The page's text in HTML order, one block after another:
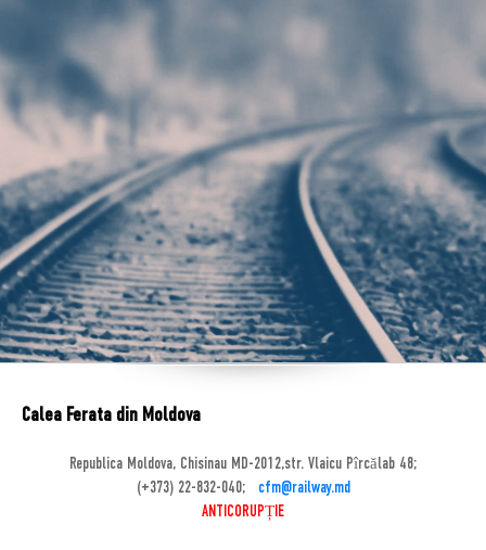
Calea Ferata din Moldova
Republica Moldova, Chisinau MD-2012,str. Vlaicu Pîrcălab 48;
(+373) 22-832-040;
cfm@railway.md
ANTICORUPȚIE